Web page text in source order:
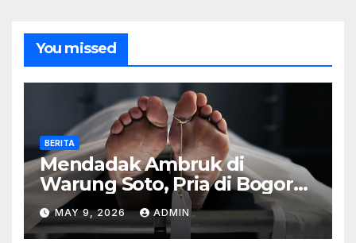
You missed
BERITA
Mendadak Ambruk di
Warung Soto, Pria di Bogor
Meninggal Sebelum Makan
MAY 9, 2026 ADMIN